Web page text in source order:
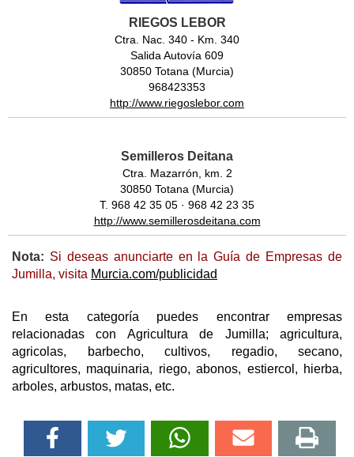
RIEGOS LEBOR
Ctra. Nac. 340 - Km. 340
Salida Autovía 609
30850 Totana (Murcia)
968423353
http://www.riegoslebor.com
Semilleros Deitana
Ctra. Mazarrón, km. 2
30850 Totana (Murcia)
T. 968 42 35 05 · 968 42 23 35
http://www.semillerosdeitana.com
Nota: Si deseas anunciarte en la Guía de Empresas de
Jumilla, visita Murcia.com/publicidad
En esta categoría puedes encontrar empresas
relacionadas con Agricultura de Jumilla; agricultura,
agricolas, barbecho, cultivos, regadio, secano,
agricultores, maquinaria, riego, abonos, estiercol, hierba,
arboles, arbustos, matas, etc.